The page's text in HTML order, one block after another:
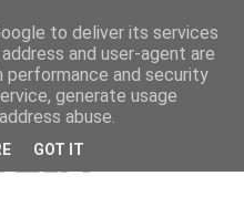
to deliver its services
and user-agent are
performance and security
generate usage
abuse.
GOT IT